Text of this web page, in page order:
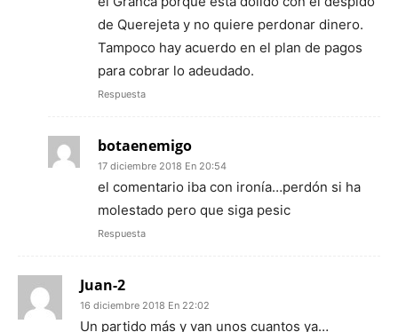
de Querejeta y no quiere perdonar dinero.
Tampoco hay acuerdo en el plan de pagos
para cobrar lo adeudado.
Respuesta
botaenemigo
17 diciembre 2018 En 20:54
el comentario iba con ironía…perdón si ha
molestado pero que siga pesic
Respuesta
Juan-2
16 diciembre 2018 En 22:02
Un partido más y van unos cuantos ya…